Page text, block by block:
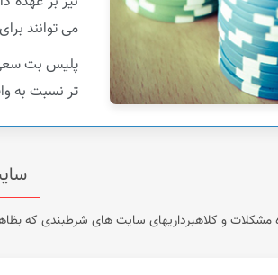
می توانند
پلیس بت سعی
تر نسبت به
و کلاهبرداریهای سایت های شرطبندی که